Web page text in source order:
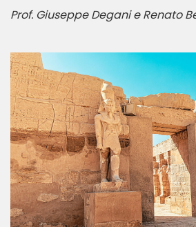
Prof. Giuseppe Degani e Renato